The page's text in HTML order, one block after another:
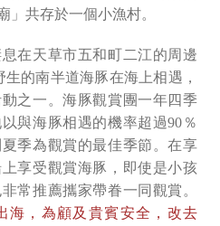
」共存於一個小漁村。
在天草市五和町二江的周邊
的南半道海豚在海上相遇，
之一。海豚觀賞團一年四季
與海豚相遇的機率超過90％
季為觀賞的最佳季節。在享
享受觀賞海豚，即使是小孩
常推薦攜家帶眷一同觀賞。
海，為顧及貴賓安全，改去